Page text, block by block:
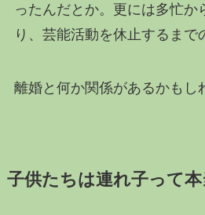
ったんだとか。更には多忙か
り、芸能活動を休止するまで
離婚と何か関係があるかもし
子供たちは連れ子って本